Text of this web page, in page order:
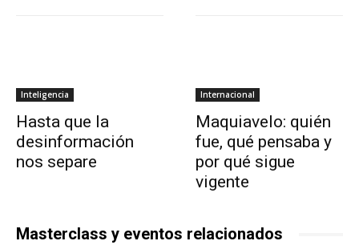
Inteligencia
Hasta que la
desinformación
nos separe
Internacional
Maquiavelo: quién
fue, qué pensaba y
por qué sigue
vigente
Masterclass y eventos relacionados